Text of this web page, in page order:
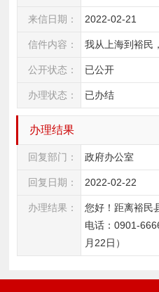
来信日期： 2022-02-21
信件内容： 我从上海到裕民
公开状态： 已公开
办理状态： 已办结
办理结果
回复部门： 政府办公室
回复日期： 2022-02-22
办理结果：
您好！距离裕民
电话：0901-
月22日）